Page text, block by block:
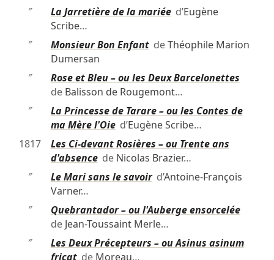
″
La Jarretière de la mariéed’Eugène
Scribe…
″
Monsieur Bon EnfantdeThéophile Marion
Dumersan
″
Rose et Bleu – ou les Deux Barcelonettes
de Balisson de Rougemont…
″
La Princesse de Tarare – ou les Contes de
ma Mère l'Oied’Eugène Scribe…
1817
Les Ci-devant Rosières – ou Trente ans
d'absencede Nicolas Brazier…
″
Le Mari sans le savoird’Antoine-François
Varner…
″
Quebrantador – ou l'Auberge ensorcelée
de Jean-Toussaint Merle…
″
Les Deux Précepteurs – ou Asinus asinum
fricatde Moreau…